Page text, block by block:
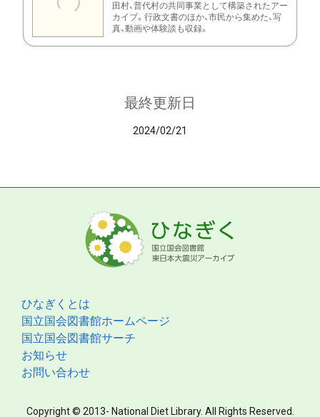
田村、普代村の共同事業として構築されたアー
カイブ。行政文書のほか、市民から集めた、写
真、動画や体験談も収録。
最終更新日
2024/02/21
ひなぎくとは
国立国会図書館ホームページ
国立国会図書館サーチ
お知らせ
お問い合わせ
Copyright © 2013- National Diet Library. All Rights Reserved.